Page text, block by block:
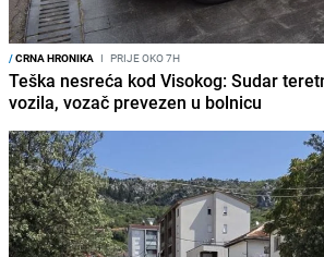
/CRNA HRONIKA I PRIJE OKO 7H
Teška nesreća kod Visokog: Sudar
vozila, vozač prevezen u bolnicu